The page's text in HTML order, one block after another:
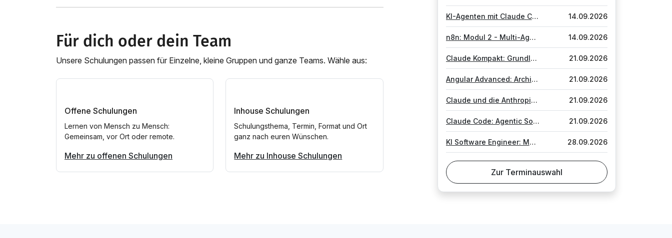
Für dich oder dein Team
Unsere Schulungen passen für Einzelne, kleine Gruppen und ganze Teams. Wähle aus:
Offene Schulungen
Lernen von Mensch zu Mensch:
Gemeinsam, vor Ort oder remote.
Mehr zu offenen Schulungen
Inhouse Schulungen
Schulungsthema, Termin, Format und Ort
ganz nach euren Wünschen.
Mehr zu Inhouse Schulungen
KI-Agenten mit Claude CoWork, Skills und Plugins 14.09.2026
n8n: Modul 2 - Multi-Agent-Systeme & MCPs 14.09.2026
Claude Kompakt: Grundlagen, Prompting und Platform 21.09.2026
Angular Advanced: Architektur, Qualität & Mono-Repositories 21.09.2026
Claude und die Anthropic Platform 21.09.2026
Claude Code: Agentic Software Engineering 21.09.2026
KI Software Engineer: Modul 2 - Evals, Multi-Agentic-Workflows 28.09.2026
Zur Terminauswahl